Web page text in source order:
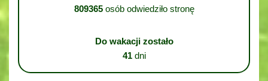
809365osób odwiedziło stronę
Do wakacji zostało
41dni